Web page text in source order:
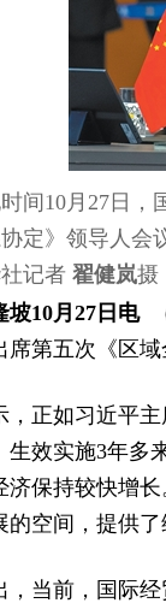
间10月27日，
定》领导人会
记者 翟健岚摄
坡10月27日电
席第五次《区
，正如习近平
生效实施3年多
济保持较快增
的空间，提供
，当前，国际